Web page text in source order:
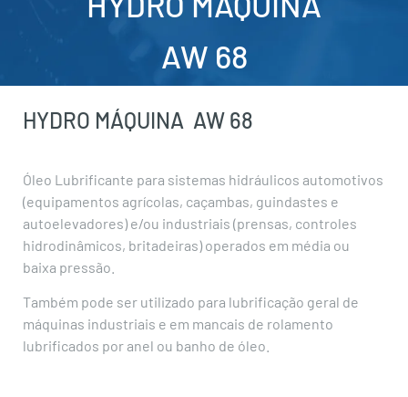
AW 68
HYDRO MÁQUINA AW 68
Óleo Lubrificante para sistemas hidráulicos automotivos
(equipamentos agrícolas, caçambas, guindastes e
autoelevadores) e/ou industriais (prensas, controles
hidrodinâmicos, britadeiras) operados em média ou
baixa pressão.
Também pode ser utilizado para lubrificação geral de
máquinas industriais e em mancais de rolamento
lubrificados por anel ou banho de óleo.